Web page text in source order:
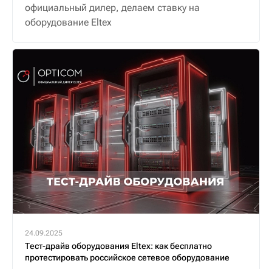
официальный дилер, делаем ставку на
оборудование Eltex
24.09.2025
Тест-драйв оборудования Eltex: как бесплатно
протестировать российское сетевое оборудование